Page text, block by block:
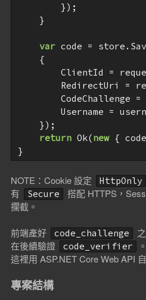
        });
    }
var code =
    {
ClientId =
RedirectUri =
CodeChallenge =
Username =
    });
return Ok(new {
NOTE：Cookie 設定 HttpOnly
有
Secure
搭配 HTTPS，
攔截。
前端產好 code_challenge
在後續驗證
code_verifier
這裡用 ASP.NET Core Web API
專案結構